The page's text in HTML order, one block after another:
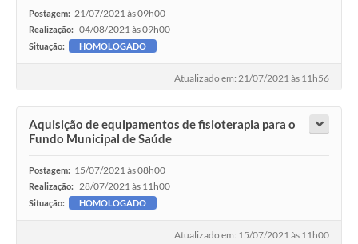
Postagem: 21/07/2021 às 09h00
Realização: 04/08/2021 às 09h00
Situação: HOMOLOGADO
Atualizado em: 21/07/2021 às 11h56
Aquisição de equipamentos de fisioterapia para o
Fundo Municipal de Saúde
Postagem: 15/07/2021 às 08h00
Realização: 28/07/2021 às 11h00
Situação: HOMOLOGADO
Atualizado em: 15/07/2021 às 11h00